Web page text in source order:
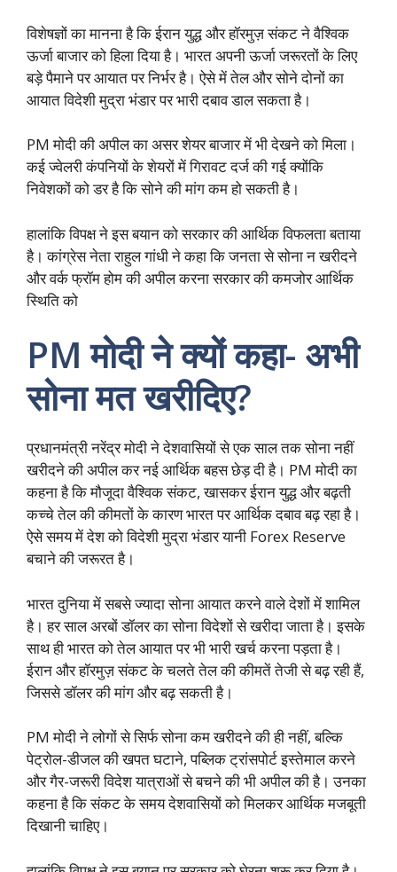
विशेषज्ञों का मानना है कि ईरान युद्ध और हॉरमुज़ संकट ने वैश्विक
ऊर्जा बाजार को हिला दिया है। भारत अपनी ऊर्जा जरूरतों के लिए
बड़े पैमाने पर आयात पर निर्भर है। ऐसे में तेल और सोने दोनों का
आयात विदेशी मुद्रा भंडार पर भारी दबाव डाल सकता है।
PM मोदी की अपील का असर शेयर बाजार में भी देखने को मिला।
कई ज्वेलरी कंपनियों के शेयरों में गिरावट दर्ज की गई क्योंकि
निवेशकों को डर है कि सोने की मांग कम हो सकती है।
हालांकि विपक्ष ने इस बयान को सरकार की आर्थिक विफलता बताया
है। कांग्रेस नेता राहुल गांधी ने कहा कि जनता से सोना न खरीदने
और वर्क फ्रॉम होम की अपील करना सरकार की कमजोर आर्थिक
स्थिति को
PM मोदी ने क्यों कहा- अभी
सोना मत खरीदिए?
प्रधानमंत्री नरेंद्र मोदी ने देशवासियों से एक साल तक सोना नहीं
खरीदने की अपील कर नई आर्थिक बहस छेड़ दी है। PM मोदी का
कहना है कि मौजूदा वैश्विक संकट, खासकर ईरान युद्ध और बढ़ती
कच्चे तेल की कीमतों के कारण भारत पर आर्थिक दबाव बढ़ रहा है।
ऐसे समय में देश को विदेशी मुद्रा भंडार यानी Forex Reserve
बचाने की जरूरत है।
भारत दुनिया में सबसे ज्यादा सोना आयात करने वाले देशों में शामिल
है। हर साल अरबों डॉलर का सोना विदेशों से खरीदा जाता है। इसके
साथ ही भारत को तेल आयात पर भी भारी खर्च करना पड़ता है।
ईरान और हॉरमुज़ संकट के चलते तेल की कीमतें तेजी से बढ़ रही हैं,
जिससे डॉलर की मांग और बढ़ सकती है।
PM मोदी ने लोगों से सिर्फ सोना कम खरीदने की ही नहीं, बल्कि
पेट्रोल-डीजल की खपत घटाने, पब्लिक ट्रांसपोर्ट इस्तेमाल करने
और गैर-जरूरी विदेश यात्राओं से बचने की भी अपील की है। उनका
कहना है कि संकट के समय देशवासियों को मिलकर आर्थिक मजबूती
दिखानी चाहिए।